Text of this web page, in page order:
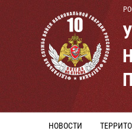
НОВОСТИ